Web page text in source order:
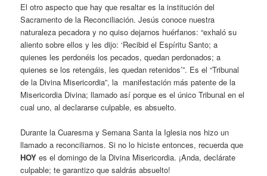
El otro aspecto que hay que resaltar es la institución del
Sacramento de la Reconciliación. Jesús conoce nuestra
naturaleza pecadora y no quiso dejarnos huérfanos: “exhaló su
aliento sobre ellos y les dijo: ‘Recibid el Espíritu Santo; a
quienes les perdonéis los pecados, quedan perdonados; a
quienes se los retengáis, les quedan retenidos’”. Es el “Tribunal
de la Divina Misericordia”, la manifestación más patente de la
Misericordia Divina; llamado así porque es el único Tribunal en el
cual uno, al declararse culpable, es absuelto.
Durante la Cuaresma y Semana Santa la Iglesia nos hizo un
llamado a reconciliarnos. Si no lo hiciste entonces, recuerda que
HOY es el domingo de la Divina Misericordia. ¡Anda, declárate
culpable; te garantizo que saldrás absuelto!